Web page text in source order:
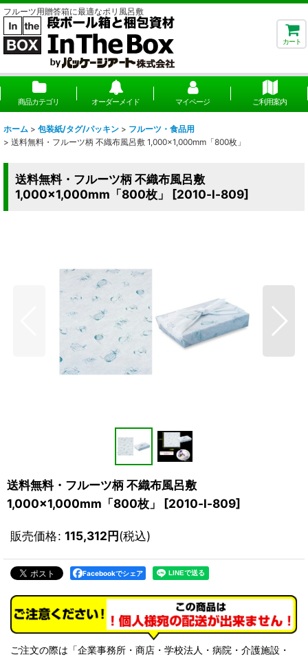
フルーツ用贈答箱に最適なポリ風呂敷
カート
商品カテゴリ オーダーメイド マイページ ご利用案内
ホーム > 包装紙/タグ/パッキン > フルーツ・食品用
> 送料無料・フルーツ柄 不織布風呂敷 1,000×1,000mm「800枚」
送料無料・フルーツ柄 不織布風呂敷
1,000×1,000mm「800枚」
[2010-l-809]
送料無料・フルーツ柄 不織布風呂敷
1,000×1,000mm「800枚」
[2010-l-809]
販売価格: 115,312円(税込)
Facebookでシェア
ご注文の際は「企業事務所・商店・学校法人・病院・介護施設・